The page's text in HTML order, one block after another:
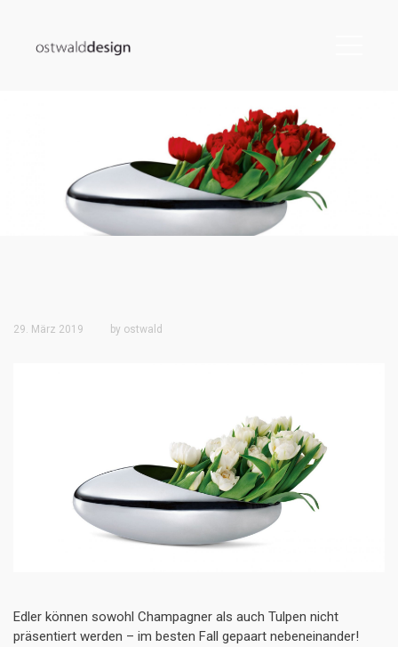
29. März 2019 by ostwald
Edler können sowohl Champagner als auch Tulpen nicht
präsentiert werden – im besten Fall gepaart nebeneinander!